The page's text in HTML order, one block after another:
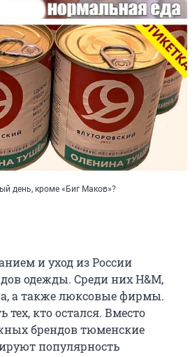
день, кроме «Биг Маков»?
и уход из России
одежды. Среди них H&M,
а также люксовые фирмы.
кто остался. Вместо
брендов тюменские
популярность